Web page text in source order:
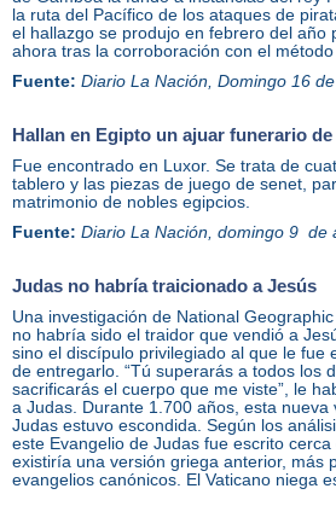
la ruta del Pacífico de los ataques de
el hallazgo se produjo en febrero del año
ahora tras la corroboración con el
Fuente: Diario La Nación, Domingo 16
Hallan en Egipto un ajuar funerario de
Fue encontrado en Luxor. Se trata de
tablero y las piezas de juego de senet,
matrimonio de nobles egipcios.
Fuente: Diario La Nación, domingo 9 de
Judas no habría traicionado a Jesús
Una investigación de National
no habría sido el traidor que vendió a
sino el discípulo privilegiado al que le fue
de entregarlo. “Tú superarás a todos los
sacrificarás el cuerpo que me viste”, le
a Judas. Durante 1.700 años, esta nueva
Judas estuvo escondida. Según los
este Evangelio de Judas fue escrito
existiría una versión griega anterior, más
evangelios canónicos. El Vaticano niega